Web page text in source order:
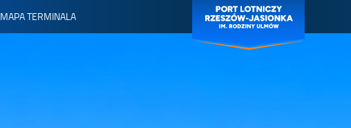
MAPA TERMINALA